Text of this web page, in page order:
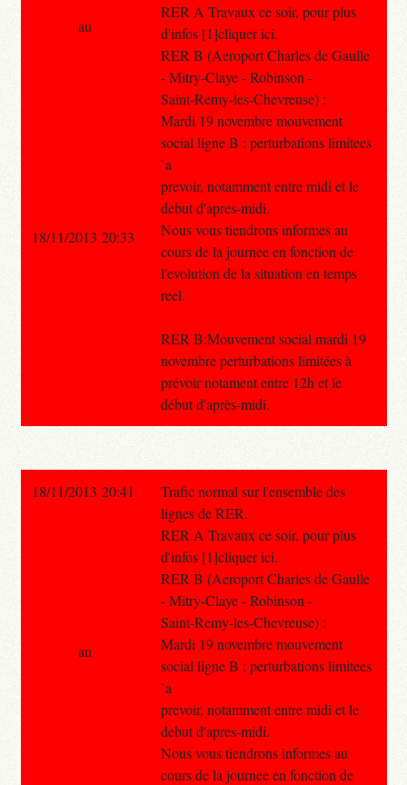
RER A Travaux ce soir, pour plus
d'infos [1]cliquer ici.
RER B (Aeroport Charles de Gaulle
- Mitry-Claye - Robinson -
Saint-Remy-les-Chevreuse) :
Mardi 19 novembre mouvement
social ligne B : perturbations limitees
`a
prevoir, notamment entre midi et le
debut d'apres-midi.
Nous vous tiendrons informes au
cours de la journee en fonction de
l'evolution de la situation en temps
reel.
RER B:Mouvement social mardi 19
novembre perturbations limitées à
prévoir notament entre 12h et le
début d'après-midi.
au
18/11/2013 20:33
18/11/2013 20:41
Trafic normal sur l'ensemble des
lignes de RER.
RER A Travaux ce soir, pour plus
d'infos [1]cliquer ici.
RER B (Aeroport Charles de Gaulle
- Mitry-Claye - Robinson -
Saint-Remy-les-Chevreuse) :
Mardi 19 novembre mouvement
social ligne B : perturbations limitees
`a
prevoir, notamment entre midi et le
debut d'apres-midi.
Nous vous tiendrons informes au
cours de la journee en fonction de
au